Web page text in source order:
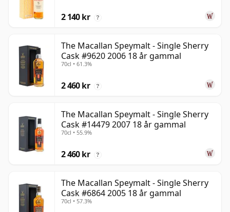
2 140 kr ?
The Macallan Speymalt - Single Sherry
Cask #9620 2006 18 år gammal
70cl • 61.3%
2 460 kr ?
The Macallan Speymalt - Single Sherry
Cask #14479 2007 18 år gammal
70cl • 55.9%
2 460 kr ?
The Macallan Speymalt - Single Sherry
Cask #6864 2005 18 år gammal
70cl • 57.3%